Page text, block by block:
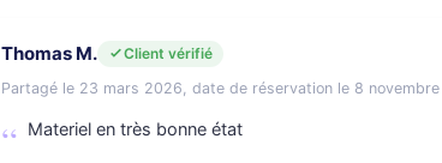
Thomas M.
Client vérifié
Partagé le 23 mars 2026, date de réservation le 8 novembre
Materiel en très bonne état